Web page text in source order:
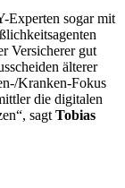
Experten sogar mit
Versicherer gut
älterer
Kranken-Fokus
die digitalen
sagt Tobias